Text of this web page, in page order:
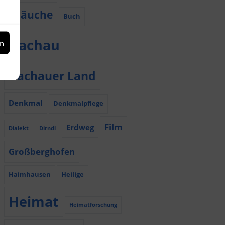
Bräuche Buch
Dachau
Dachauer Land
Denkmal Denkmalpflege
Dialekt Dirndl Erdweg Film
Großberghofen
Haimhausen Heilige
Heimat Heimatforschung